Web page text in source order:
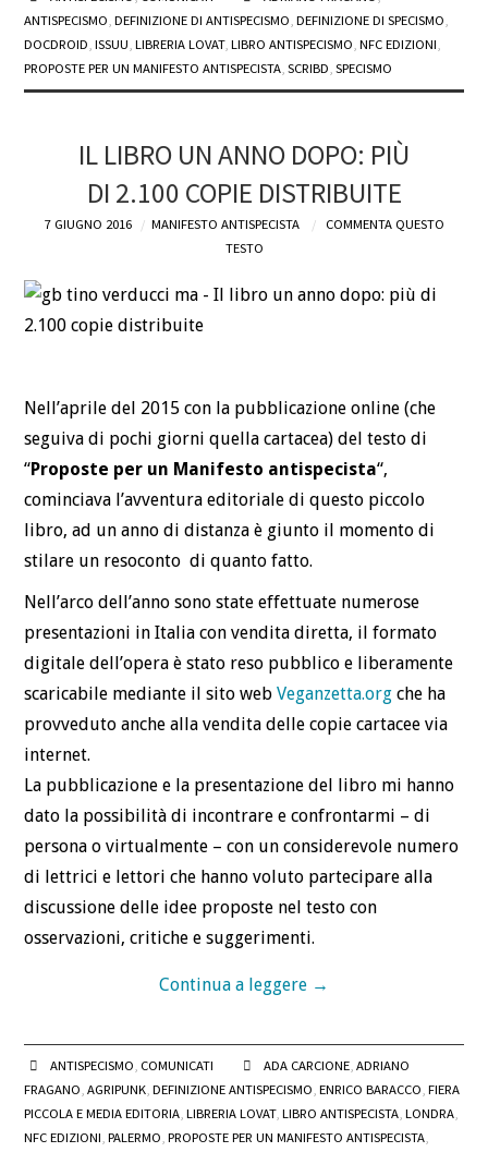
ANTISPECISMO,DEFINIZIONE DI ANTISPECISMO,DEFINIZIONE DI SPECISMO,
DOCDROID,ISSUU,LIBRERIA LOVAT,LIBRO ANTISPECISMO,NFC EDIZIONI,
PROPOSTE PER UN MANIFESTO ANTISPECISTA,SCRIBD,SPECISMO
IL LIBRO UN ANNO DOPO: PIÙ
DI 2.100 COPIE DISTRIBUITE
7 GIUGNO 2016 MANIFESTO ANTISPECISTA
COMMENTA QUESTO
TESTO
Nell’aprile del 2015 con la pubblicazione online (che
seguiva di pochi giorni quella cartacea) del testo di
“Proposte per un Manifesto antispecista“,
cominciava l’avventura editoriale di questo piccolo
libro, ad un anno di distanza è giunto il momento di
stilare un resoconto di quanto fatto.
Nell’arco dell’anno sono state effettuate numerose
presentazioni in Italia con vendita diretta, il formato
digitale dell’opera è stato reso pubblico e liberamente
scaricabile mediante il sito webVeganzetta.org che ha
provveduto anche alla vendita delle copie cartacee via
internet.
La pubblicazione e la presentazione del libro mi hanno
dato la possibilità di incontrare e confrontarmi – di
persona o virtualmente – con un considerevole numero
di lettrici e lettori che hanno voluto partecipare alla
discussione delle idee proposte nel testo con
osservazioni, critiche e suggerimenti.
Continua a leggere →
ANTISPECISMO COMUNICATI ADA CARCIONE, ADRIANO
FRAGANO ,AGRIPUNK ,DEFINIZIONE ANTISPECISMO ,ENRICO BARACCO ,FIERA
PICCOLA E MEDIA EDITORIA ,LIBRERIA LOVAT,LIBRO ANTISPECISTA ,LONDRA
NFC EDIZIONI ,PALERMO ,PROPOSTE PER UN MANIFESTO ANTISPECISTA